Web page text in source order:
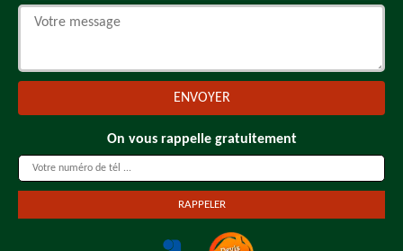
On vous rappelle gratuitement